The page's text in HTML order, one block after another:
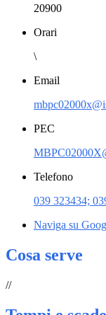
20900
Orari
\
Email
PEC
Telefono
039 323434;
Naviga su
Cosa serve
//